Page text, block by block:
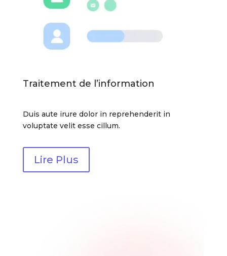
Traitement de l’information
Duis aute irure dolor in reprehenderit in
voluptate velit esse cillum.
Lire Plus